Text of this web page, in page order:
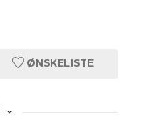
ØNSKELISTE